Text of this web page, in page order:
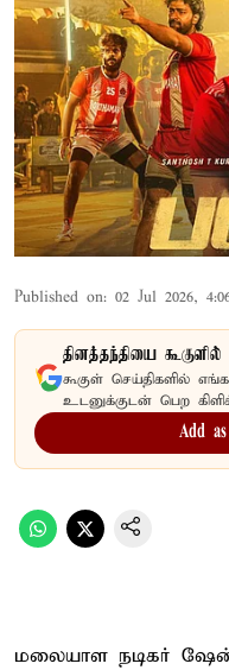
Published on: 02 Jul 2026,
தினத்தந்தியை
கூகுள் செய்திகளில்
உடனுக்குடன் பெற
Add
மலையாள நடிகர் ஷேன்